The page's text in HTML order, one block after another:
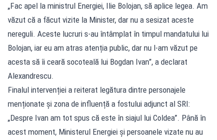
„Fac apel la ministrul Energiei, Ilie Bolojan, să aplice legea. Am
văzut că a făcut vizite la Minister, dar nu a sesizat aceste
nereguli. Aceste lucruri s-au întâmplat în timpul mandatului lui
Bolojan, iar eu am atras atenția public, dar nu l-am văzut pe
acesta să îi ceară socoteală lui Bogdan Ivan”, a declarat
Alexandrescu.
Finalul intervenției a reiterat legătura dintre personajele
menționate și zona de influență a fostului adjunct al SRI:
„Despre Ivan am tot spus că este în siajul lui Coldea”. Până în
acest moment, Ministerul Energiei și persoanele vizate nu au